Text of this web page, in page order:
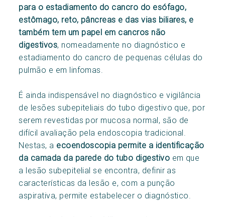
para o estadiamento do cancro do esófago,
estômago, reto, pâncreas e das vias biliares, e
também tem um papel em cancros não
digestivos, nomeadamente no diagnóstico e
estadiamento do cancro de pequenas células do
pulmão e em linfomas.
É ainda indispensável no diagnóstico e vigilância
de lesões subepiteliais do tubo digestivo que, por
serem revestidas por mucosa normal, são de
difícil avaliação pela endoscopia tradicional.
Nestas, a ecoendoscopia permite a identificação
da camada da parede do tubo digestivo em que
a lesão subepitelial se encontra, definir as
características da lesão e, com a punção
aspirativa, permite estabelecer o diagnóstico.